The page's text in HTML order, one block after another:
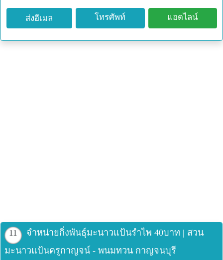
ส่งอีเมล โทรศัพท์ แอดไลน์
11
จำหน่ายกิ่งพันธุ์มะนาวแป้นรำไพ 40บาท | สวน
มะนาวแป้นครูกาญจน์ - พนมทวน กาญจนบุรี